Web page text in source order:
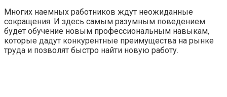
Многих наемных работников ждут неожиданные
сокращения. И здесь самым разумным поведением
будет обучение новым профессиональным навыкам,
которые дадут конкурентные преимущества на рынке
труда и позволят быстро найти новую работу.